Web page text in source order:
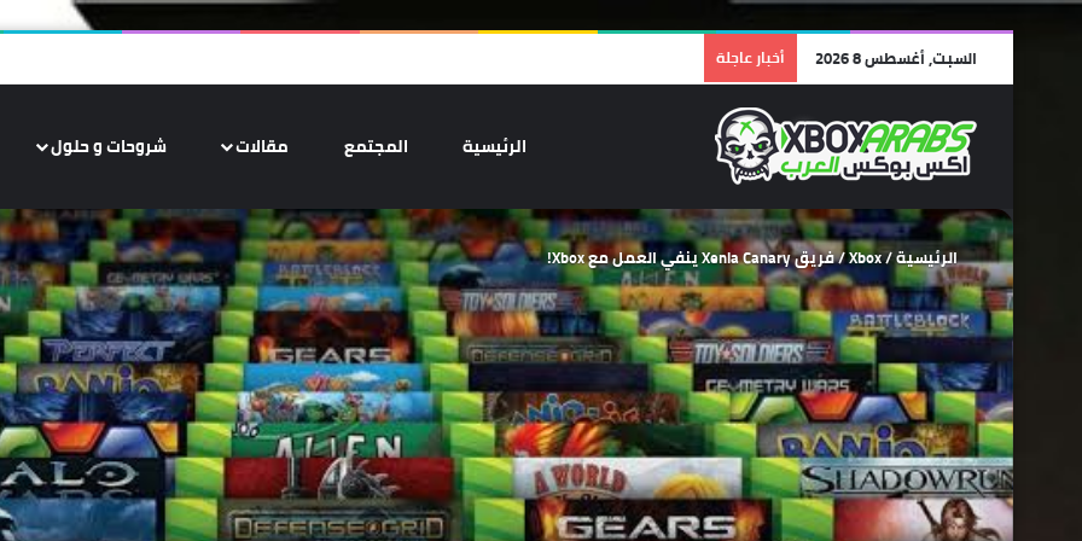
السبت, أغسطس 8 2026 أخبار عاجلة
الرئيسية المجتمع مقالات شروحات و حلول
الرئيسية/
Xbox
/فريق Xenia Canary ينفي العمل مع Xbox!